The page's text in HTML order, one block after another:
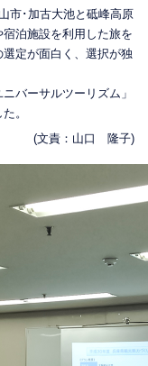
市･加古大池と砥峰高原
泊施設を利用した旅を
定が面白く、選択が独
バーサルツーリズム」
。
(文責：山口 隆子)